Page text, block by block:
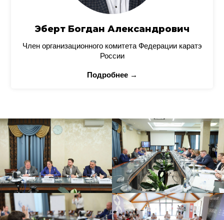
Эберт Богдан Александрович
Член организационного комитета Федерации каратэ
России
Подробнее →